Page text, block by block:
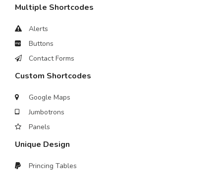
Multiple Shortcodes
Alerts
Buttons
Contact Forms
Custom Shortcodes
Google Maps
Jumbotrons
Panels
Unique Design
Princing Tables